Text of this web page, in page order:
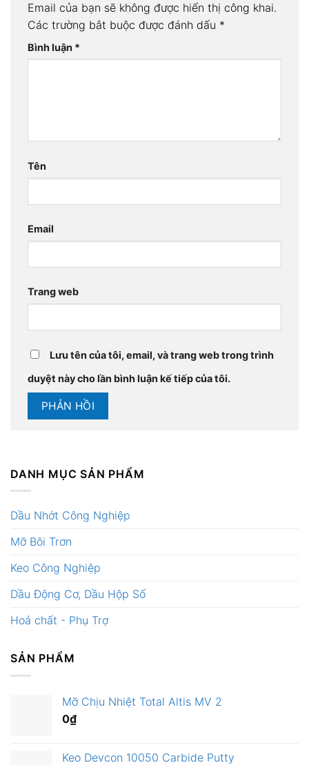
Email của bạn sẽ không được hiển thị công khai.
Các trường bắt buộc được đánh dấu *
Bình luận *
Tên
Email
Trang web
Lưu tên của tôi, email, và trang web trong trình
duyệt này cho lần bình luận kế tiếp của tôi.
DANH MỤC SẢN PHẨM
Dầu Nhớt Công Nghiệp
Mỡ Bôi Trơn
Keo Công Nghiệp
Dầu Động Cơ, Dầu Hộp Số
Hoá chất - Phụ Trợ
SẢN PHẨM
Mỡ Chịu Nhiệt Total Altis MV 2
0₫
Keo Devcon 10050 Carbide Putty